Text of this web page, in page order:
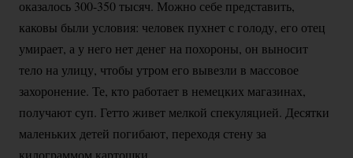
оказалось 300-350тысяч. Можно себе представить,
каковы были условия: человек пухнет с голоду, его отец
умирает, а у него нет денег на похороны, он выносит
тело на улицу, чтобы утром его вывезли в массовое
захоронение. Те, кто работает в немецких магазинах,
получают суп. Гетто живет мелкой спекуляцией. Десятки
маленьких детей погибают, переходя стену за
килограммом картошки.